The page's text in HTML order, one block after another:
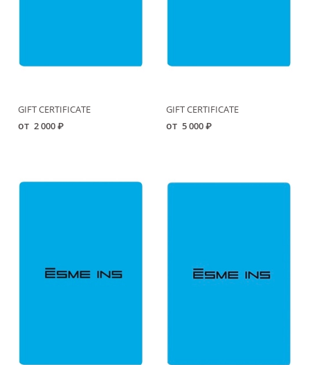
GIFT CERTIFICATE
от 2 000 ₽
GIFT CERTIFICATE
от 5 000 ₽